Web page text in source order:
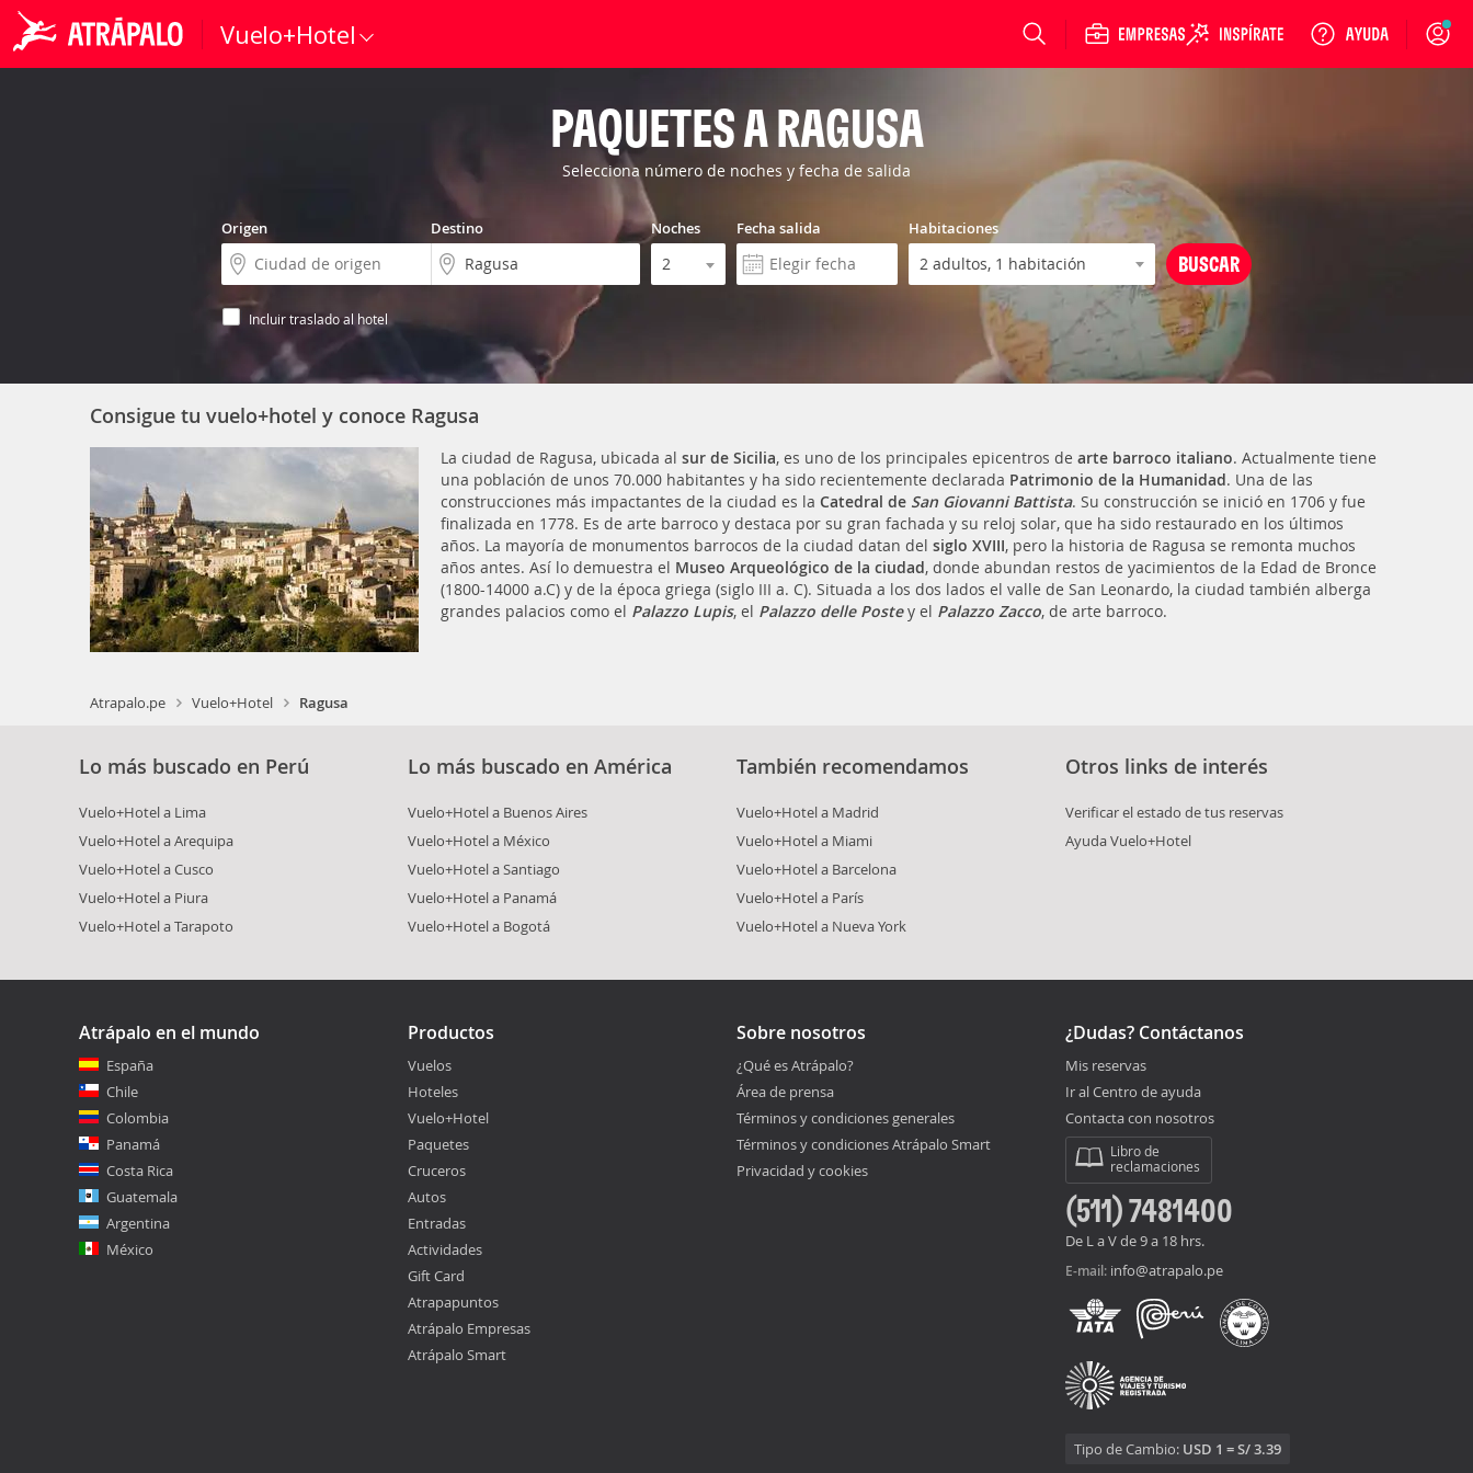
Vuelo+Hotel Login
PAQUETES A RAGUSA
Selecciona número de noches y fecha de salida
Origen Destino Noches Fecha salida Habitaciones
Incluir traslado al hotel
Consigue tu vuelo+hotel y conoce Ragusa
La ciudad de Ragusa, ubicada al sur de Sicilia, es uno de los principales epicentros de arte barroco italiano. Actualmente tiene
una población de unos 70.000 habitantes y ha sido recientemente declarada Patrimonio de la Humanidad. Una de las
construcciones más impactantes de la ciudad es la Catedral de San Giovanni Battista. Su construcción se inició en 1706 y fue
finalizada en 1778. Es de arte barroco y destaca por su gran fachada y su reloj solar, que ha sido restaurado en los últimos
años. La mayoría de monumentos barrocos de la ciudad datan del siglo XVIII, pero la historia de Ragusa se remonta muchos
años antes. Así lo demuestra el Museo Arqueológico de la ciudad, donde abundan restos de yacimientos de la Edad de Bronce
(1800-14000 a.C) y de la época griega (siglo III a. C). Situada a los dos lados el valle de San Leonardo, la ciudad también alberga
grandes palacios como el Palazzo Lupis, el Palazzo delle Postey el Palazzo Zacco, de arte barroco.
Atrapalo.pe Vuelo+Hotel Ragusa
Lo más buscado en Perú
Vuelo+Hotel a Lima
Vuelo+Hotel a Arequipa
Vuelo+Hotel a Cusco
Vuelo+Hotel a Piura
Vuelo+Hotel a Tarapoto
Lo más buscado en América
Vuelo+Hotel a Buenos Aires
Vuelo+Hotel a México
Vuelo+Hotel a Santiago
Vuelo+Hotel a Panamá
Vuelo+Hotel a Bogotá
También recomendamos
Vuelo+Hotel a Madrid
Vuelo+Hotel a Miami
Vuelo+Hotel a Barcelona
Vuelo+Hotel a París
Vuelo+Hotel a Nueva York
Otros links de interés
Verificar el estado de tus reservas
Ayuda Vuelo+Hotel
Atrápalo en el mundo
España
Chile
Colombia
Panamá
Costa Rica
Guatemala
Argentina
México
Productos
Vuelos
Hoteles
Vuelo+Hotel
Paquetes
Cruceros
Autos
Entradas
Actividades
Gift Card
Atrapapuntos
Atrápalo Empresas
Atrápalo Smart
Sobre nosotros
¿Qué es Atrápalo?
Área de prensa
Términos y condiciones generales
Términos y condiciones Atrápalo Smart
Privacidad y cookies
¿Dudas? Contáctanos
Mis reservas
Ir al Centro de ayuda
Contacta con nosotros
Libro de
reclamaciones
(511) 7481400
De L a V de 9 a 18 hrs.
E-mail: info@atrapalo.pe
Tipo de Cambio: USD 1 = S/ 3.39